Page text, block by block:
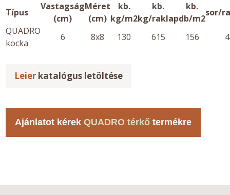
Típus
Vastagság
(cm)
Méret
(cm)
kb.
kg/m2
kb.
kg/raklap
kb.
db/m2
sor/
QUADRO
kocka
6 8x8 130 615 156 4
Leier katalógus letöltése
Ajánlatot kérekQUADRO térkő termékre